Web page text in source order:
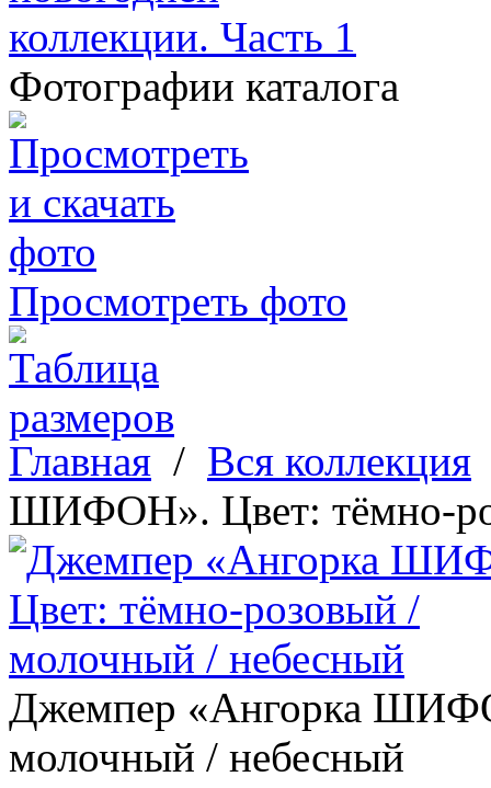
Фотографии каталога
Просмотреть фото
Главная / Вся коллекция
ШИФОН». Цвет: тёмно-
Джемпер «Ангорка
молочный / небесный